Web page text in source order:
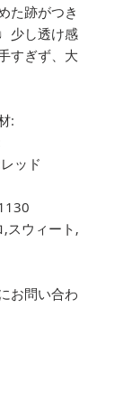
た跡がつき
少し透け感
すぎず、大
:
ッド
スウィート,
お問い合わ